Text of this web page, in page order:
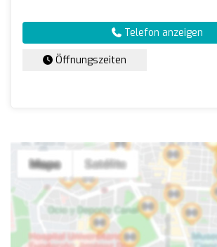
Telefon anzeigen
Öffnungszeiten